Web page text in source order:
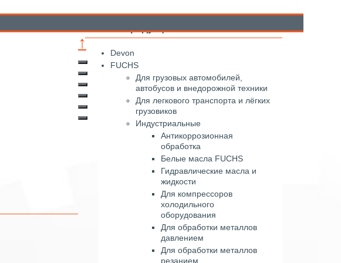
Каталог продукции
Devon
FUCHS
Для грузовых автомобилей,
автобусов и внедорожной техники
Для легкового транспорта и лёгких
грузовиков
Индустриальные
Антикоррозионная
обработка
Белые масла FUCHS
Гидравлические масла и
жидкости
Для компрессоров
холодильного
оборудования
Для обработки металлов
давлением
Для обработки металлов
резанием
↑